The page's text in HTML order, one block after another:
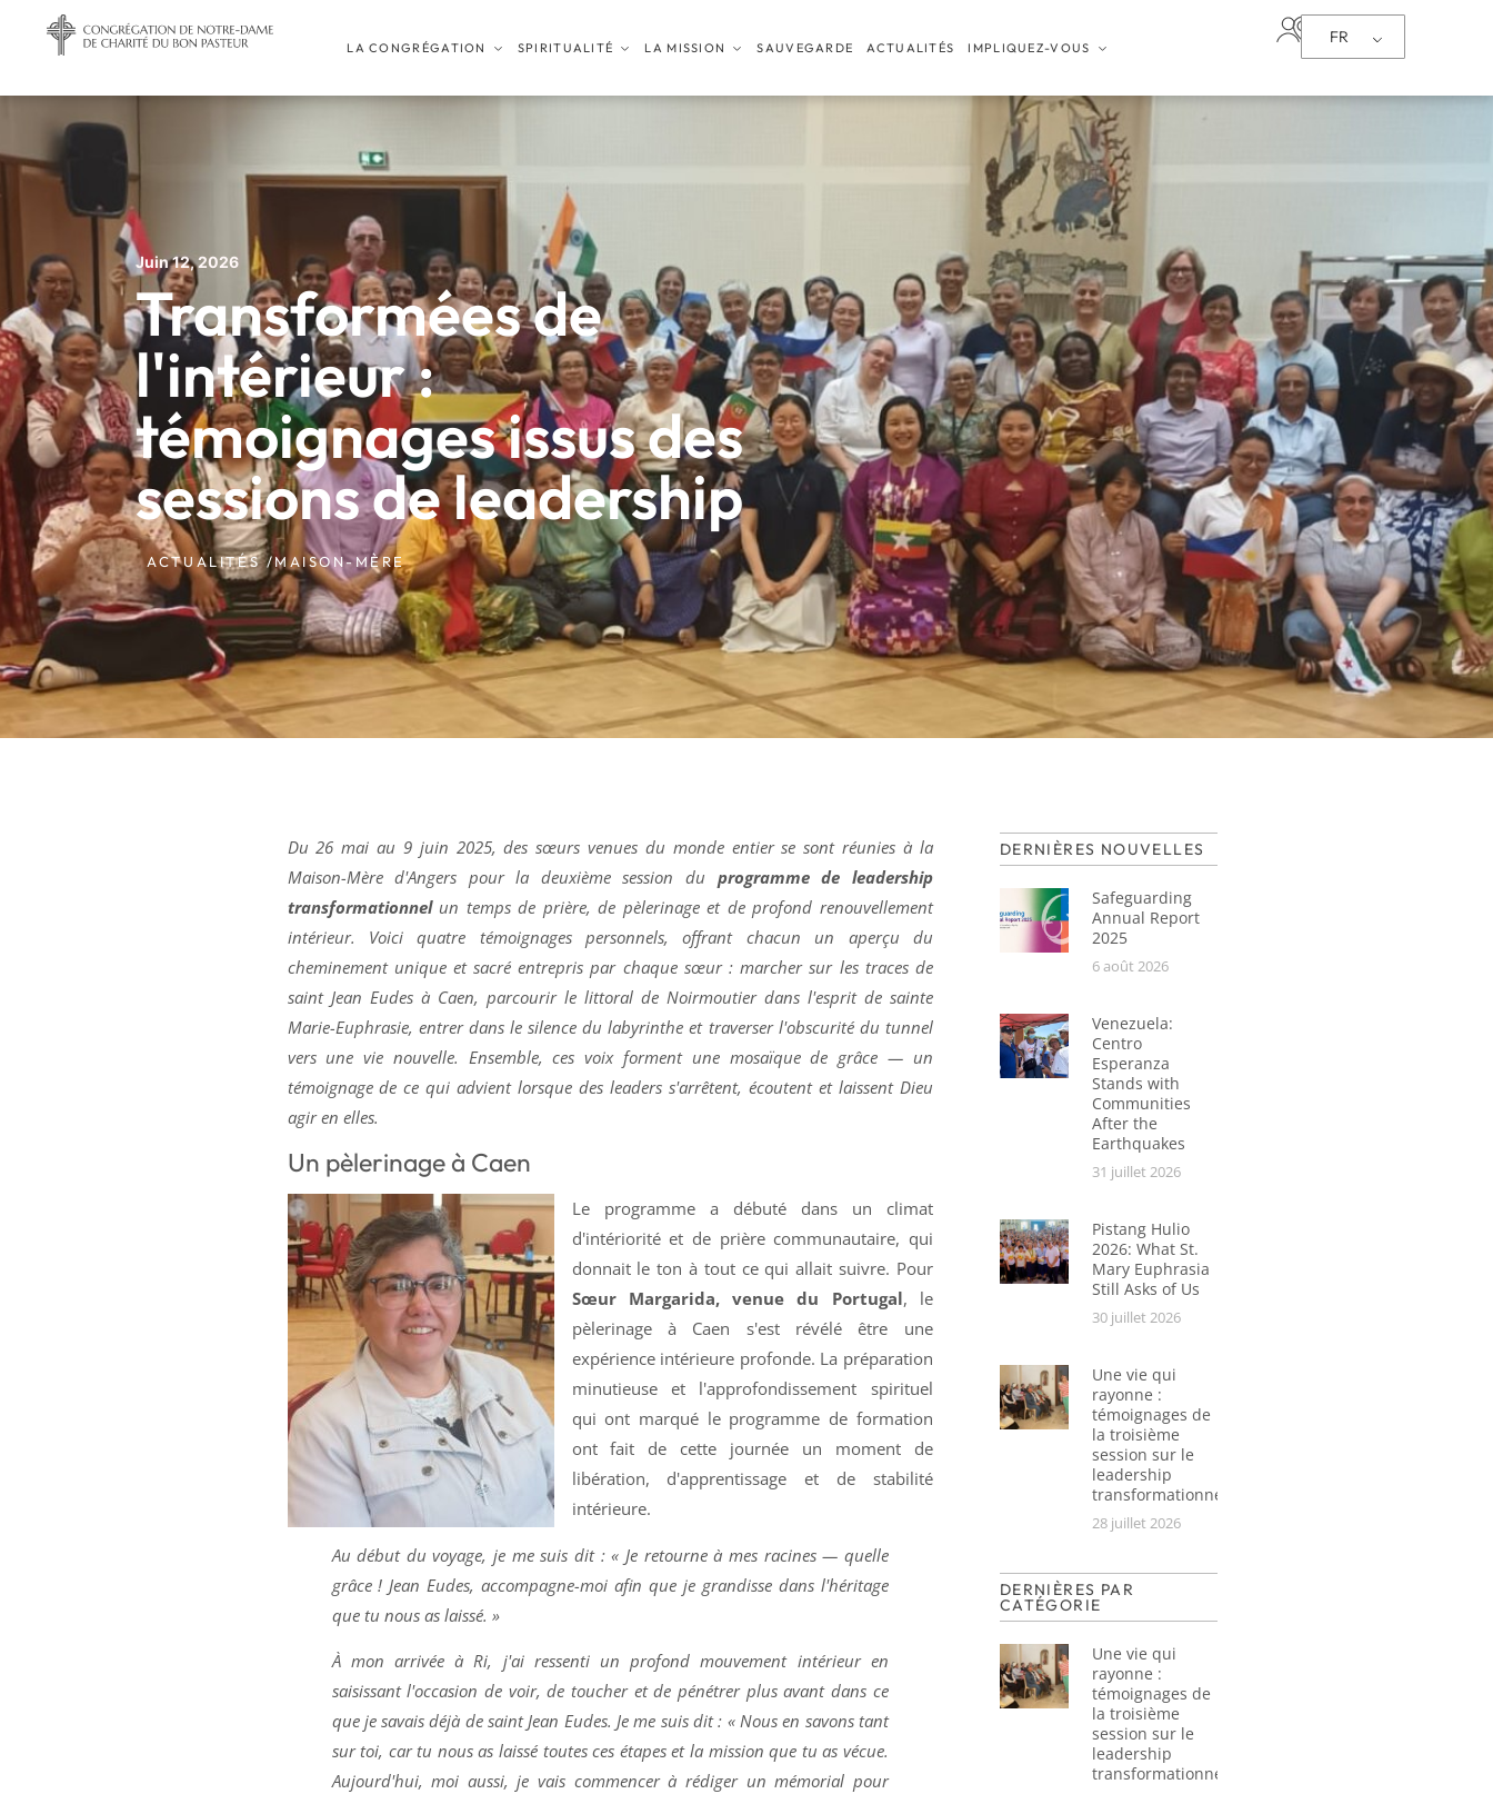
LA CONGRÉGATION SPIRITUALITÉ LA MISSION SAUVEGARDE ACTUALITÉS IMPLIQUEZ-VOUS
FR
Juin 12, 2026
Transformées de
l'intérieur :
témoignages issus des
sessions de leadership
ACTUALITÉS /MAISON-MÈRE
Du 26 mai au 9 juin 2025, des sœurs venues du monde entier se sont réunies à la
Maison-Mère d'Angers pour la deuxième session du programme de leadership
transformationnelun temps de prière, de pèlerinage et de profond renouvellement
intérieur. Voici quatre témoignages personnels, offrant chacun un aperçu du
cheminement unique et sacré entrepris par chaque sœur : marcher sur les traces de
saint Jean Eudes à Caen, parcourir le littoral de Noirmoutier dans l'esprit de sainte
Marie-Euphrasie, entrer dans le silence du labyrinthe et traverser l'obscurité du tunnel
vers une vie nouvelle. Ensemble, ces voix forment une mosaïque de grâce — un
témoignage de ce qui advient lorsque des leaders s'arrêtent, écoutent et laissent Dieu
agir en elles.
Un pèlerinage à Caen
Le programme a débuté dans un climat
d'intériorité et de prière communautaire, qui
donnait le ton à tout ce qui allait suivre. Pour
Sœur Margarida, venue du Portugal, le
pèlerinage à Caen s'est révélé être une
expérience intérieure profonde. La préparation
minutieuse et l'approfondissement spirituel
qui ont marqué le programme de formation
ont fait de cette journée un moment de
libération, d'apprentissage et de stabilité
intérieure.
Au début du voyage, je me suis dit : « Je retourne à mes racines — quelle
grâce ! Jean Eudes, accompagne-moi afin que je grandisse dans l'héritage
que tu nous as laissé. »
À mon arrivée à Ri, j'ai ressenti un profond mouvement intérieur en
saisissant l'occasion de voir, de toucher et de pénétrer plus avant dans ce
que je savais déjà de saint Jean Eudes. Je me suis dit : « Nous en savons tant
sur toi, car tu nous as laissé toutes ces étapes et la mission que tu as vécue.
Aujourd'hui, moi aussi, je vais commencer à rédiger un mémorial pour
DERNIÈRES NOUVELLES
Safeguarding
Annual Report
2025
6 août 2026
Venezuela:
Centro
Esperanza
Stands with
Communities
After the
Earthquakes
31 juillet 2026
Pistang Hulio
2026: What St.
Mary Euphrasia
Still Asks of Us
30 juillet 2026
Une vie qui
rayonne :
témoignages de
la troisième
session sur le
leadership
transformationnel
28 juillet 2026
DERNIÈRES PAR
CATÉGORIE
Une vie qui
rayonne :
témoignages de
la troisième
session sur le
leadership
transformationnel